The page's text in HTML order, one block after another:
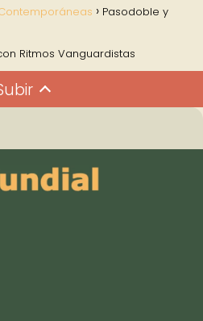
Pasodoble y
Ritmos Vanguardistas